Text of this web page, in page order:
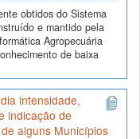
obtidos do Sistema
e mantido pela
Agropecuária
de baixa
intensidade,
indicação de
alguns Municípios